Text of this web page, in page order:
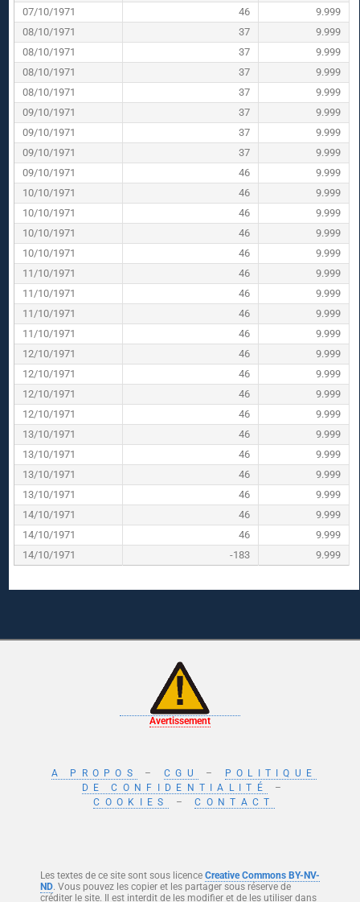
07/10/1971
46
9.999
08/10/1971
37
9.999
08/10/1971
37
9.999
08/10/1971
37
9.999
08/10/1971
37
9.999
09/10/1971
37
9.999
09/10/1971
37
9.999
09/10/1971
37
9.999
09/10/1971
46
9.999
10/10/1971
46
9.999
10/10/1971
46
9.999
10/10/1971
46
9.999
10/10/1971
46
9.999
11/10/1971
46
9.999
11/10/1971
46
9.999
11/10/1971
46
9.999
11/10/1971
46
9.999
12/10/1971
46
9.999
12/10/1971
46
9.999
12/10/1971
46
9.999
12/10/1971
46
9.999
13/10/1971
46
9.999
13/10/1971
46
9.999
13/10/1971
46
9.999
13/10/1971
46
9.999
14/10/1971
46
9.999
14/10/1971
46
9.999
14/10/1971
-183 9.999
Avertissement
A PROPOS – CGU –
POLITIQUE
DE CONFIDENTIALITÉ
–
COOKIES
–CONTACT
Les textes de ce site sont sous licence Creative Commons BY-NV-
ND. Vous pouvez les copier et les partager sous réserve de
créditer le site. Il est interdit de les modifier et de les utiliser dans